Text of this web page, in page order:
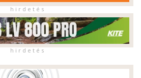
h i r d e t é s
h i r d e t é s